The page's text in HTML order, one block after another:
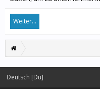
Weiter...
Deutsch [Du]